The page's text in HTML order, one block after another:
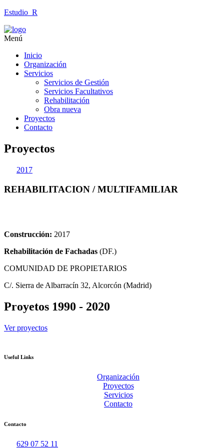
Estudio_R
Menú
Inicio
Organización
Servicios
Servicios de Gestión
Servicios Facultativos
Rehabilitación
Obra nueva
Proyectos
Contacto
Proyectos
2017
REHABILITACION / MULTIFAMILIAR
Construcción: 2017
Rehabilitación de Fachadas (DF.)
COMUNIDAD DE PROPIETARIOS
C/. Sierra de Albarracín 32, Alcorcón (Madrid)
Proyetos 1990 - 2020
Ver proyectos
Useful Links
Organización
Proyectos
Servicios
Contacto
Contacto
629 07 52 11